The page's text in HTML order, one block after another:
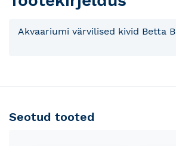
Akvaariumi värvilised kivid Betta
Seotud tooted